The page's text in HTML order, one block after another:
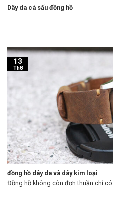
Dây da cá sấu đồng hồ
...
đồng hồ dây da và dây kim loại
Đồng hồ không còn đơn thuần chỉ có
13
Th8